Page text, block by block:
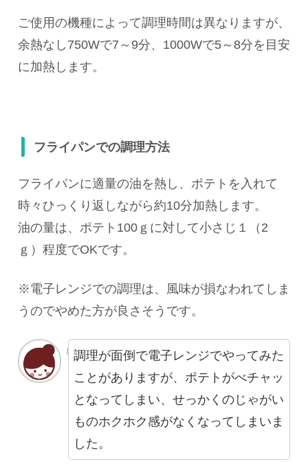
ご使用の機種によって調理時間は異なりますが、
余熱なし750Wで7～9分、1000Wで5～8分を目安
に加熱します。
フライパンでの調理方法
フライパンに適量の油を熱し、ポテトを入れて
時々ひっくり返しながら約10分加熱します。
油の量は、ポテト100ｇに対して小さじ１（2
ｇ）程度でOKです。
※電子レンジでの調理は、風味が損なわれてしま
うのでやめた方が良さそうです。
調理が面倒で電子レンジでやってみた
ことがありますが、ポテトがべチャッ
となってしまい、せっかくのじゃがい
ものホクホク感がなくなってしまいま
した。